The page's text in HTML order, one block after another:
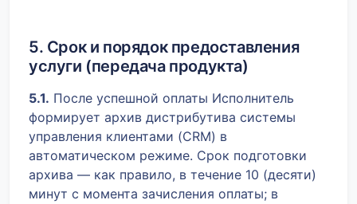
5. Срок и порядок предоставления
услуги (передача продукта)
5.1. После успешной оплаты Исполнитель
формирует архив дистрибутива системы
управления клиентами (CRM) в
автоматическом режиме. Срок подготовки
архива — как правило, в течение 10 (десяти)
минут с момента зачисления оплаты; в